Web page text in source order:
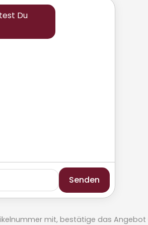
Du
Senden
mit, bestätige das Angebot